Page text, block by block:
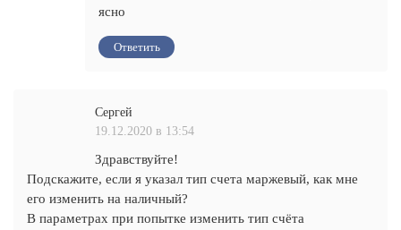
ясно
Ответить
Сергей
19.12.2020 в 13:54
Здравствуйте!
Подскажите, если я указал тип счета маржевый, как мне
его изменить на наличный?
В параметрах при попытке изменить тип счёта